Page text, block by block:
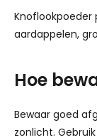
Knoflookpoeder
aardappelen,
Hoe
Bewaar goed
zonlicht.